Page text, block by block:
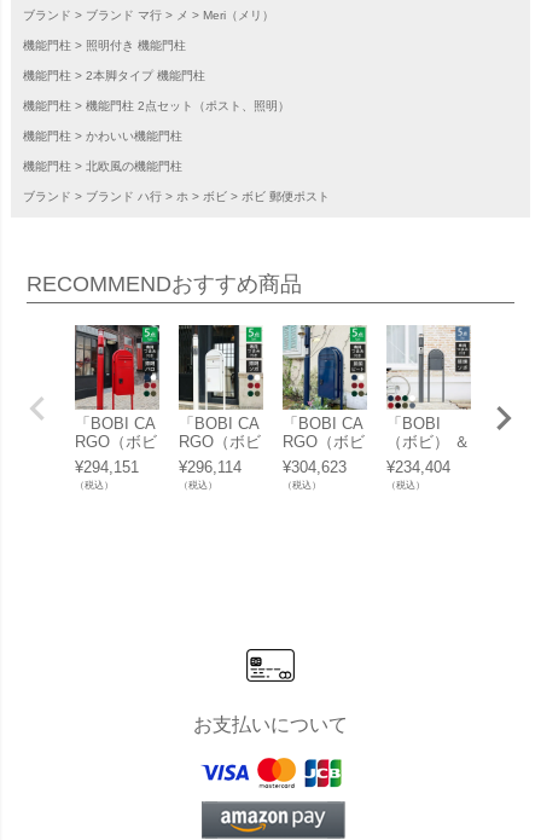
ブランド ブランド マ行 メ Meri（メリ）
機能門柱 照明付き 機能門柱
機能門柱 2本脚タイプ 機能門柱
機能門柱 機能門柱 2点セット（ポスト、照明）
機能門柱 かわいい機能門柱
機能門柱 北欧風の機能門柱
ブランド ブランド ハ行 ホ ボビ ボビ 郵便ポスト
RECOMMENDおすすめ商品
「BOBI CA
RGO（ボビ
カーゴ） ＆
門柱メリ＋
バロ（照
¥294,151
（税込）
「BOBI CA
RGO（ボビ
カーゴ） ＆
門柱メリ＋
ソポ（照
¥296,114
（税込）
「BOBI CA
RGO（ボビ
カーゴ） ＆
門柱メリ＋
ピート（照
¥304,623
（税込）
「BOBI
（ボビ） ＆
門柱メリ＋
ソポ（照
明）セッ
¥234,404
（税込）
「前
お支払いについて